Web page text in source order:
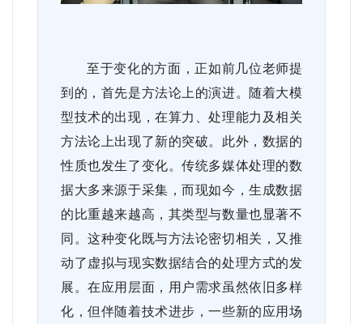
至于变化的方面，正如前几位老师提
到的，首先是方法论上的演进。随着大模
型技术的出现，在算力、处理能力及相关
方法论上出现了新的突破。此外，数据的
性质也发生了变化。传统多媒体处理的数
据大多来源于采集，而现如今，生成数据
的比重越来越高，其类型与数量也显著不
同。这种变化既与方法论密切相关，又推
动了虚拟与现实数据结合的处理方式的发
展。在应用层面，用户需求虽然依旧多样
化，但伴随着技术进步，一些新的应用场